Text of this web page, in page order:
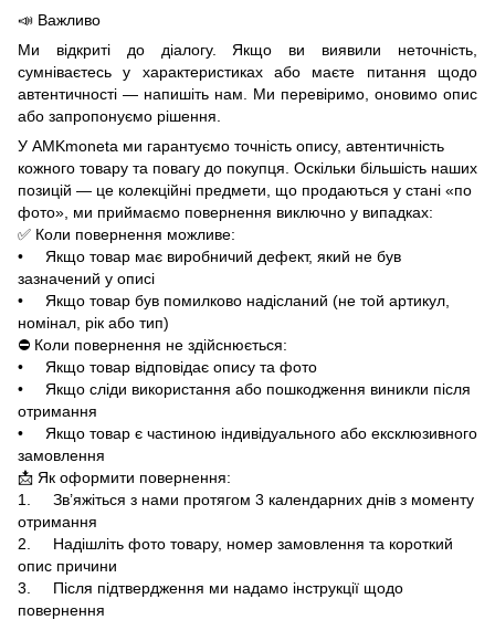
📣 Важливо
Ми відкриті до діалогу. Якщо ви виявили неточність,
сумніваєтесь у характеристиках або маєте питання щодо
автентичності — напишіть нам. Ми перевіримо, оновимо опис
або запропонуємо рішення.
У AMKmoneta ми гарантуємо точність опису, автентичність
кожного товару та повагу до покупця. Оскільки більшість наших
позицій — це колекційні предмети, що продаються у стані «по
фото», ми приймаємо повернення виключно у випадках:
✅ Коли повернення можливе:
• Якщо товар має виробничий дефект, який не був
зазначений у описі
• Якщо товар був помилково надісланий (не той артикул,
номінал, рік або тип)
⛔ Коли повернення не здійснюється:
• Якщо товар відповідає опису та фото
• Якщо сліди використання або пошкодження виникли після
отримання
• Якщо товар є частиною індивідуального або ексклюзивного
замовлення
📩 Як оформити повернення:
1. Зв’яжіться з нами протягом 3 календарних днів з моменту
отримання
2. Надішліть фото товару, номер замовлення та короткий
опис причини
3. Після підтвердження ми надамо інструкції щодо
повернення